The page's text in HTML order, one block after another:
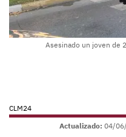
Asesinado un joven de
CLM24
Actualizado: 04/